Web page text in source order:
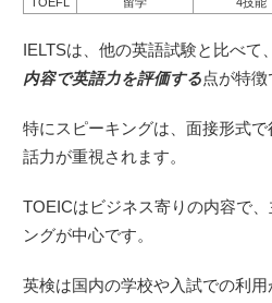
IELTSは、他の英語試験と比べて、
内容で英語力を評価する点が特徴
特にスピーキングは、面接形式
話力が重視されます。
TOEICはビジネス寄りの内容で
ングが中心です。
英検は国内の学校や入試での利